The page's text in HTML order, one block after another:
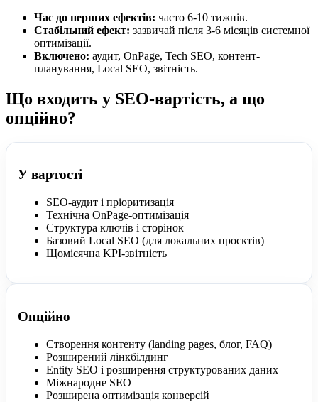
Час до перших ефектів: часто 6-10 тижнів.
Стабільний ефект: зазвичай після 3-6 місяців системної
оптимізації.
Включено: аудит, OnPage, Tech SEO, контент-
планування, Local SEO, звітність.
Що входить у SEO-вартість, а що
опційно?
У вартості
SEO-аудит і пріоритизація
Технічна OnPage-оптимізація
Структура ключів і сторінок
Базовий Local SEO (для локальних проєктів)
Щомісячна KPI-звітність
Опційно
Створення контенту (landing pages, блог, FAQ)
Розширений лінкбілдинг
Entity SEO і розширення структурованих даних
Міжнародне SEO
Розширена оптимізація конверсій